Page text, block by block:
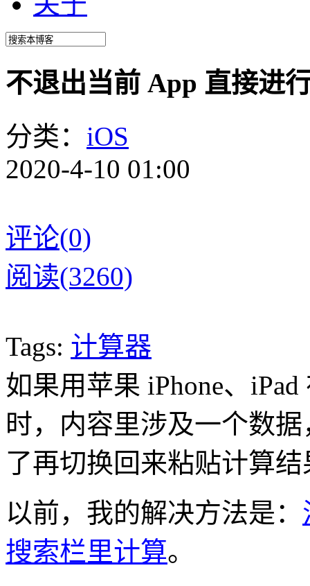
不退出当前 App 直接进
分类： iOS
2020-4-10 01:00
评论(0)
阅读(3260)
Tags: 计算器
如果用苹果 iPhone、
时，内容里涉及一个数
了再切换回来粘贴计算
以前，我的解决方法是：
搜索栏里计算。